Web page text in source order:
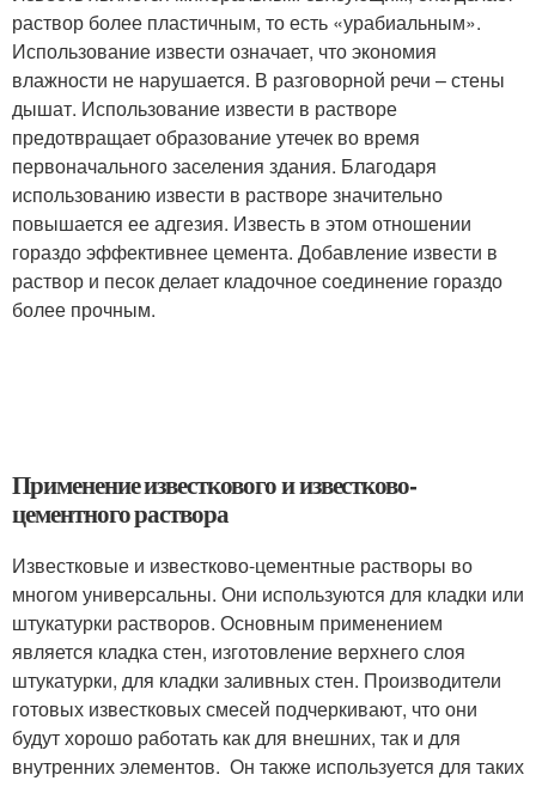
раствор более пластичным, то есть «урабиальным».
Использование извести означает, что экономия
влажности не нарушается. В разговорной речи – стены
дышат. Использование извести в растворе
предотвращает образование утечек во время
первоначального заселения здания. Благодаря
использованию извести в растворе значительно
повышается ее адгезия. Известь в этом отношении
гораздо эффективнее цемента. Добавление извести в
раствор и песок делает кладочное соединение гораздо
более прочным.
Применение известкового и известково-
цементного раствора
Известковые и известково-цементные растворы во
многом универсальны. Они используются для кладки или
штукатурки растворов. Основным применением
является кладка стен, изготовление верхнего слоя
штукатурки, для кладки заливных стен. Производители
готовых известковых смесей подчеркивают, что они
будут хорошо работать как для внешних, так и для
внутренних элементов. Он также используется для таких